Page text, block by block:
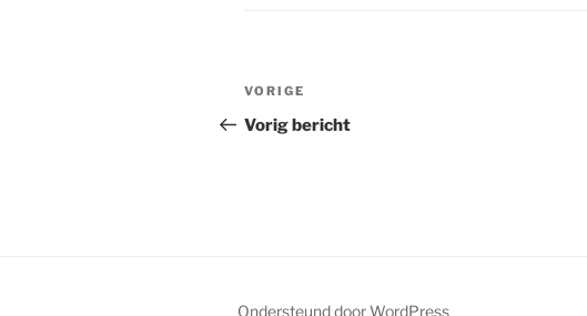
Bericht
navigatie
Vorig
bericht
VORIGE
Vorig bericht
Ondersteund door WordPress